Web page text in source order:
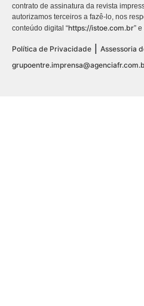
contrato de assinatura da revista
autorizamos terceiros a fazê-lo, nos
conteúdo digital “https://istoe.com.br”
Política de Privacidade
Assessoria